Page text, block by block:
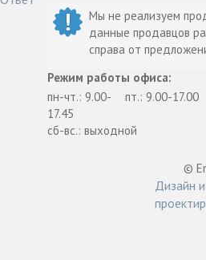
Мы не реализуем
данные продавцов
справа от
Режим работы офиса:
пн-чт.: 9.00-
17.45
пт.: 9.00-17.00
сб-вс.: выходной
©
Дизайн и